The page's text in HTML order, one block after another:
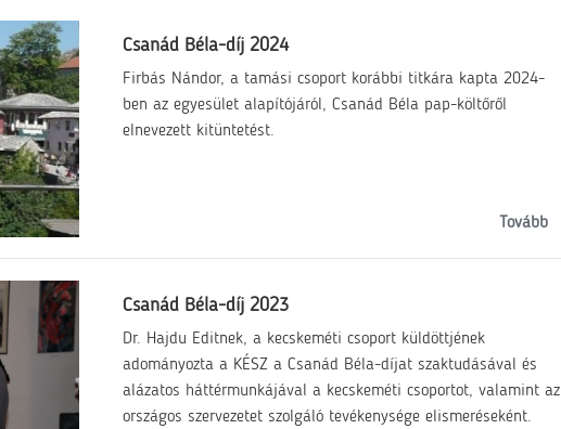
Csanád Béla-díj 2024
Firbás Nándor, a tamási csoport korábbi titkára kapta 2024-
ben az egyesület alapítójáról, Csanád Béla pap-költőről
elnevezett kitüntetést.
Tovább
Csanád Béla-díj 2023
Dr. Hajdu Editnek, a kecskeméti csoport küldöttjének
adományozta a KÉSZ a Csanád Béla-díjat szaktudásával és
alázatos háttérmunkájával a kecskeméti csoportot, valamint az
országos szervezetet szolgáló tevékenysége elismeréseként.